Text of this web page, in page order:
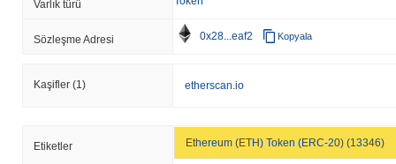
Varlık türü
Sözleşme Adresi 0x28...eaf2 Kopyala
Kaşifler (1) etherscan.io
Etiketler Ethereum (ETH) Token (ERC-20) (13346)